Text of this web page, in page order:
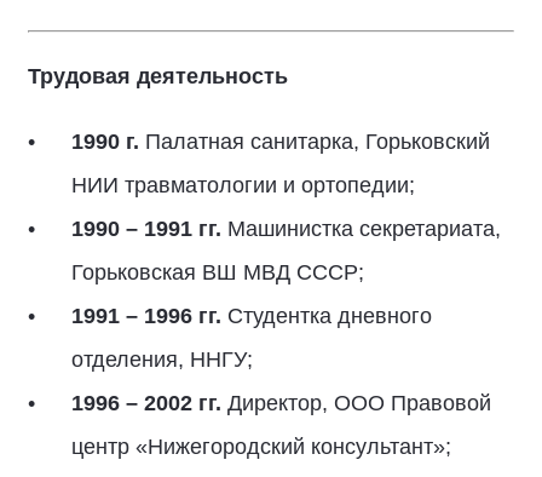
Трудовая деятельность
1990 г. Палатная санитарка, Горьковский
НИИ травматологии и ортопедии;
1990 – 1991 гг. Машинистка секретариата,
Горьковская ВШ МВД СССР;
1991 – 1996 гг. Студентка дневного
отделения, ННГУ;
1996 – 2002 гг. Директор, ООО Правовой
центр «Нижегородский консультант»;